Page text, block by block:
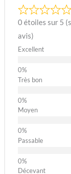
0 étoiles sur 5
avis)
Excellent
Très bon
Moyen
Passable
Décevant